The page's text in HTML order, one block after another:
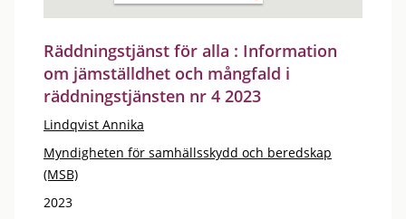
Räddningstjänst för alla : Information
om jämställdhet och mångfald i
räddningstjänsten nr 4 2023
Lindqvist Annika
Myndigheten för samhällsskydd och beredskap
(MSB)
2023